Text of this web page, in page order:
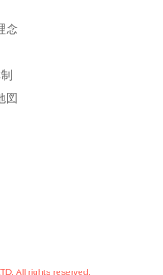
念
図
All rights reserved.